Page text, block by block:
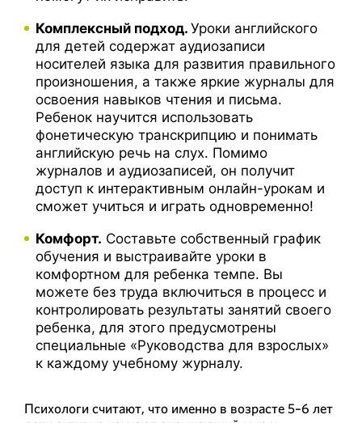
Комплексный подход. Уроки английского
для детей содержат аудиозаписи
носителей языка для развития правильного
произношения, а также яркие журналы для
освоения навыков чтения и письма.
Ребенок научится использовать
фонетическую транскрипцию и понимать
английскую речь на слух. Помимо
журналов и аудиозаписей, он получит
доступ к интерактивным онлайн-урокам и
сможет учиться и играть одновременно!
Комфорт. Составьте собственный график
обучения и выстраивайте уроки в
комфортном для ребенка темпе. Вы
можете без труда включиться в процесс и
контролировать результаты занятий своего
ребенка, для этого предусмотрены
специальные «Руководства для взрослых»
к каждому учебному журналу.
Психологи считают, что именно в возрасте 5–6 лет